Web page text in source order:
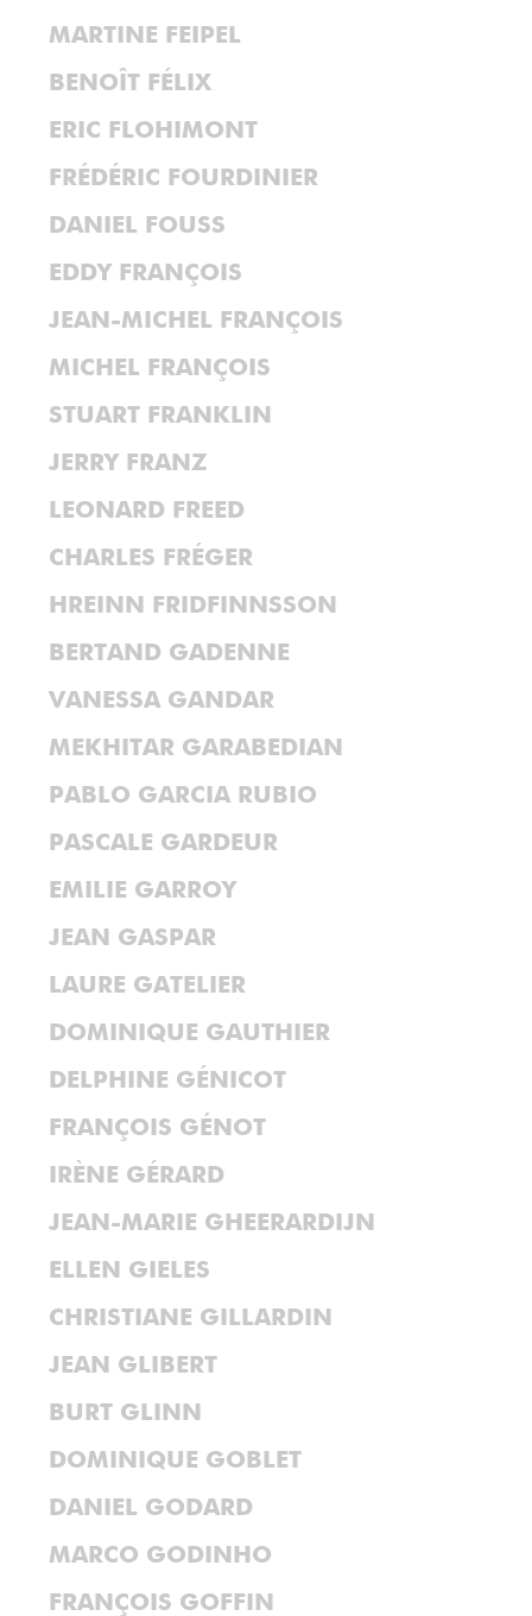
MARTINE FEIPEL
BENOÎT FÉLIX
ERIC FLOHIMONT
FRÉDÉRIC FOURDINIER
DANIEL FOUSS
EDDY FRANÇOIS
JEAN-MICHEL FRANÇOIS
MICHEL FRANÇOIS
STUART FRANKLIN
JERRY FRANZ
LEONARD FREED
CHARLES FRÉGER
HREINN FRIDFINNSSON
BERTAND GADENNE
VANESSA GANDAR
MEKHITAR GARABEDIAN
PABLO GARCIA RUBIO
PASCALE GARDEUR
EMILIE GARROY
JEAN GASPAR
LAURE GATELIER
DOMINIQUE GAUTHIER
DELPHINE GÉNICOT
FRANÇOIS GÉNOT
IRÈNE GÉRARD
JEAN-MARIE GHEERARDIJN
ELLEN GIELES
CHRISTIANE GILLARDIN
JEAN GLIBERT
BURT GLINN
DOMINIQUE GOBLET
DANIEL GODARD
MARCO GODINHO
FRANÇOIS GOFFIN